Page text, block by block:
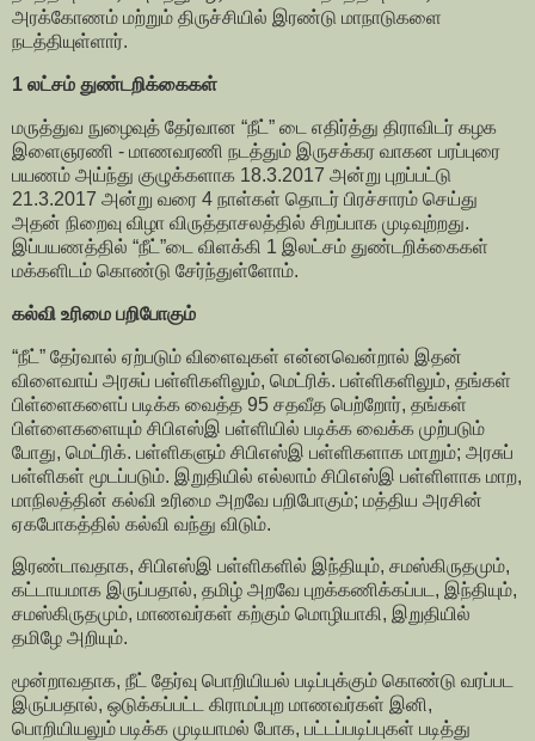
அரக்கோணம் மற்றும் திருச்சியில் இரண்டு மாநாடுகளை
நடத்தியுள்ளார்.
1 லட்சம் துண்டறிக்கைகள்
மருத்துவ நுழைவுத் தேர்வான “நீட்” டை எதிர்த்து திராவிடர் கழக
இளைஞரணி - மாணவரணி நடத்தும் இருசக்கர வாகன பரப்புரை
பயணம் அய்ந்து குழுக்களாக 18.3.2017 அன்று புறப்பட்டு
21.3.2017 அன்று வரை 4 நாள்கள் தொடர் பிரச்சாரம் செய்து
அதன் நிறைவு விழா விருத்தாசலத்தில் சிறப்பாக முடிவுற்றது.
இப்பயணத்தில் “நீட்”டை விளக்கி 1 இலட்சம் துண்டறிக்கைகள்
மக்களிடம் கொண்டு சேர்ந்துள்ளோம்.
கல்வி உரிமை பறிபோகும்
“நீட்” தேர்வால் ஏற்படும் விளைவுகள் என்னவென்றால் இதன்
விளைவாய் அரசுப் பள்ளிகளிலும், மெட்ரிக். பள்ளிகளிலும், தங்கள்
பிள்ளைகளைப் படிக்க வைத்த 95 சதவீத பெற்றோர், தங்கள்
பிள்ளைகளையும் சிபிஎஸ்இ பள்ளியில் படிக்க வைக்க முற்படும்
போது, மெட்ரிக். பள்ளிகளும் சிபிஎஸ்இ பள்ளிகளாக மாறும்; அரசுப்
பள்ளிகள் மூடப்படும். இறுதியில் எல்லாம் சிபிஎஸ்இ பள்ளிளாக மாற,
மாநிலத்தின் கல்வி உரிமை அறவே பறிபோகும்; மத்திய அரசின்
ஏகபோகத்தில் கல்வி வந்து விடும்.
இரண்டாவதாக, சிபிஎஸ்இ பள்ளிகளில் இந்தியும், சமஸ்கிருதமும்,
கட்டாயமாக இருப்பதால், தமிழ் அறவே புறக்கணிக்கப்பட, இந்தியும்,
சமஸ்கிருதமும், மாணவர்கள் கற்கும் மொழியாகி, இறுதியில்
தமிழே அறியும்.
மூன்றாவதாக, நீட் தேர்வு பொறியியல் படிப்புக்கும் கொண்டு வரப்பட
இருப்பதால், ஒடுக்கப்பட்ட கிராமப்புற மாணவர்கள் இனி,
பொறியியலும் படிக்க முடியாமல் போக, பட்டப்படிப்புகள் படித்து